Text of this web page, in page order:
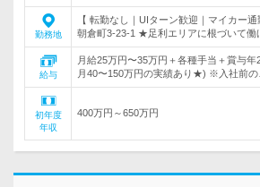
勤務地
【 転勤なし｜UIターン歓迎｜マイカー
朝倉町3-23-1 ★足利エリアに根づいて働
給与
月給25万円〜35万円＋各種手当＋賞与年
月40〜150万円の実績あり★) ※入社前の
初年度
年収
400万円～650万円